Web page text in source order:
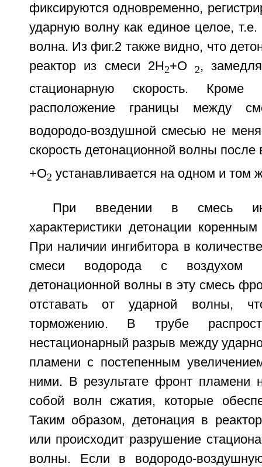
фиксируются одновременно,
ударную волну как единое целое, т.е.
волна. Из фиг.2 также видно, что
реактор из смеси 2Н2+О 2,
стационарную скорость.
расположение границы между
водородо-воздушной смесью не
скорость детонационной волны
+О2 устанавливается на одном и том
При введении в смесь
характеристики детонации
При наличии ингибитора в
смеси водорода с воздухом
детонационной волны в эту смесь
отставать от ударной волны,
торможению. В трубе
нестационарный разрыв между
пламени с постепенным
ними. В результате фронт пламени
собой волн сжатия, которые
Таким образом, детонация в
или происходит разрушение
волны. Если в водородо-